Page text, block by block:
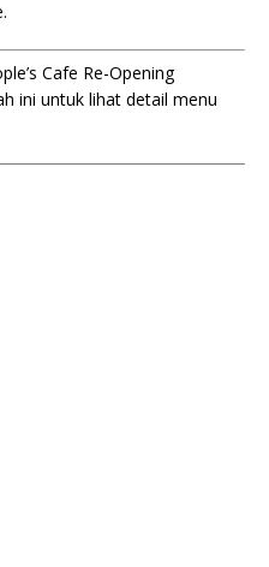
Cafe Re-Opening
ini untuk lihat detail menu